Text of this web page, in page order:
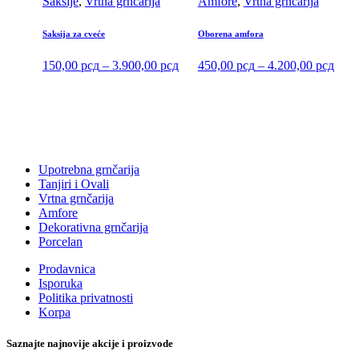
Opcije
mogu
Saksija za cveće
150,00 рсд – 3.900,00 рсдRaspon
Opcije
mogu
Oborena amfora
450,00 рсд – 4.200,00 рсд
Upotrebna grnčarija
Tanjiri i Ovali
Vrtna grnčarija
Amfore
Dekorativna grnčarija
Porcelan
Prodavnica
Isporuka
Politika privatnosti
Korpa
Saznajte najnovije akcije i proizvode